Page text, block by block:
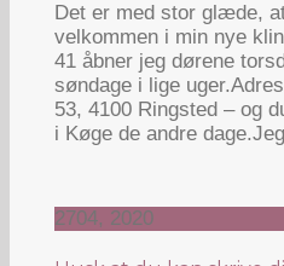
Det er med stor glæde,
velkommen i min nye
41 åbner jeg dørene
søndage i lige
53, 4100 Ringsted – og
i Køge de andre
2704, 2020